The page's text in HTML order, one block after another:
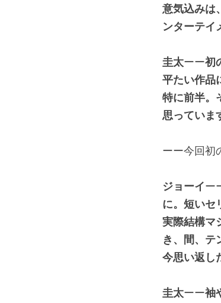
意気込みは
ンターテイ
圭太ーー初
平たい作品
特に前半。
思っていま
ーー今回初
ジョーイー
に。短いセ
実際結構マ
き、間、テ
今思い返し
圭太ーー袖